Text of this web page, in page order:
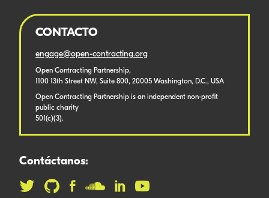
CONTACTO
engage@open-contracting.org
Open Contracting Partnership,
1100 13th Street NW, Suite 800, 20005 Washington, D.C., USA
Open Contracting Partnership is an independent non-profit
public charity
501(c)(3).
Contáctanos: